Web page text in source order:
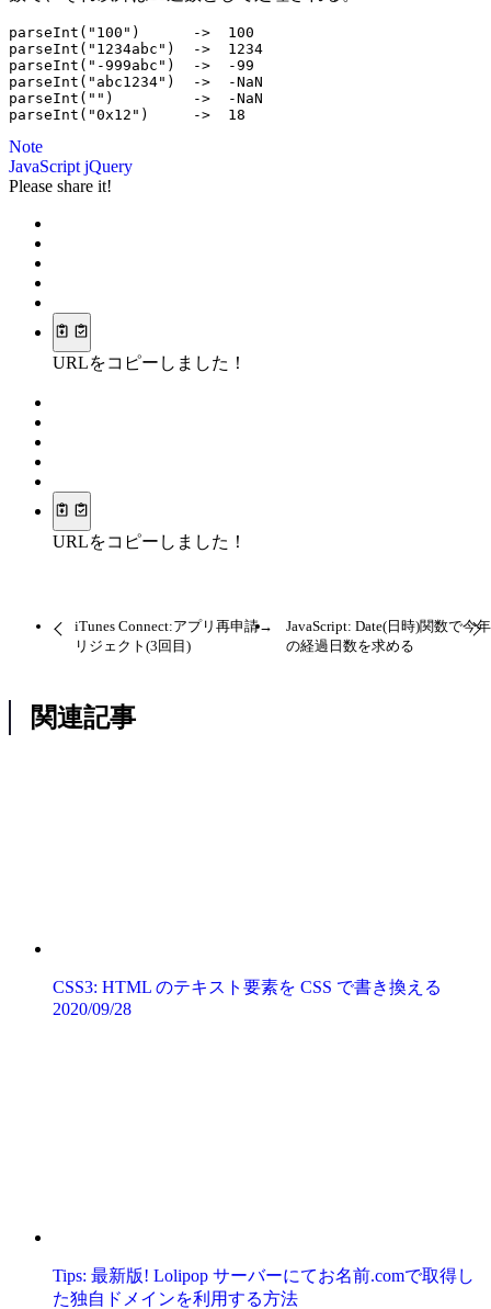
parseInt("100")      ->  100
parseInt("1234abc")  ->  1234
parseInt("-999abc")  ->  -99
parseInt("abc1234")  ->  -NaN
parseInt("")         ->  -NaN
Note
JavaScript jQuery
Please share it!
URLをコピーしました！
URLをコピーしました！
iTunes Connect:アプリ再申請→
リジェクト(3回目)
JavaScript: Date(日時)関数で今年
の経過日数を求める
関連記事
CSS3: HTML のテキスト要素を CSS で書き換える
2020/09/28
Tips: 最新版! Lolipop サーバーにてお名前.comで取得し
た独自ドメインを利用する方法